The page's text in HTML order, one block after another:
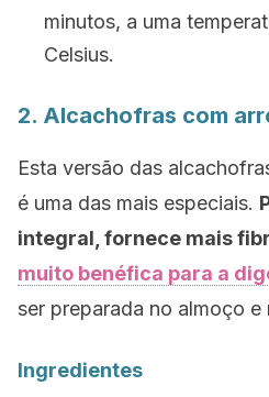
minutos, a uma
Celsius.
2. Alcachofras com
Esta versão das
é uma das mais especiais.
integral, fornece mais
muito benéfica para a
ser preparada no almoço e
Ingredientes